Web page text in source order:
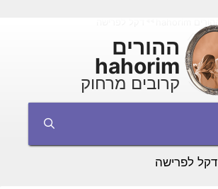
ההורים
hahorim
קרובים מרחוק
דקל לפרישה